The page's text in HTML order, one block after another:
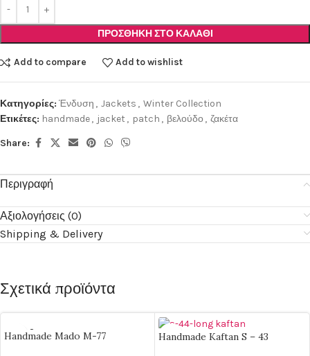
ΠΡΟΣΘΉΚΗ ΣΤΟ ΚΑΛΆΘΙ
Add to compare Add to wishlist
Κατηγορίες: Ένδυση , Jackets , Winter Collection
Ετικέτες: handmade, jacket , patch , βελούδο , ζακέτα
Share:
Περιγραφή
Αξιολογήσεις (0)
Shipping & Delivery
Σχετικά προϊόντα
SOLD O
UT
Handmade Mado M-77 Handmade Kaftan S – 43